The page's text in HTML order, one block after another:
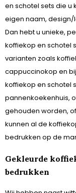
en schotel sets die u
eigen naam,
Dan hebt u unieke,
koffiekop en schotel
varianten zoals
cappuccinokop en
koffiekop en schotel
pannenkoekenhuis,
gehouden worden,
kunnen al de
bedrukken op de
Gekleurde
bedrukken
Nee
Merk
Arcoroc
Asbak Glas
BonBistro
Meer opties
Ronddruk
Ja
Verpakkingsaantal